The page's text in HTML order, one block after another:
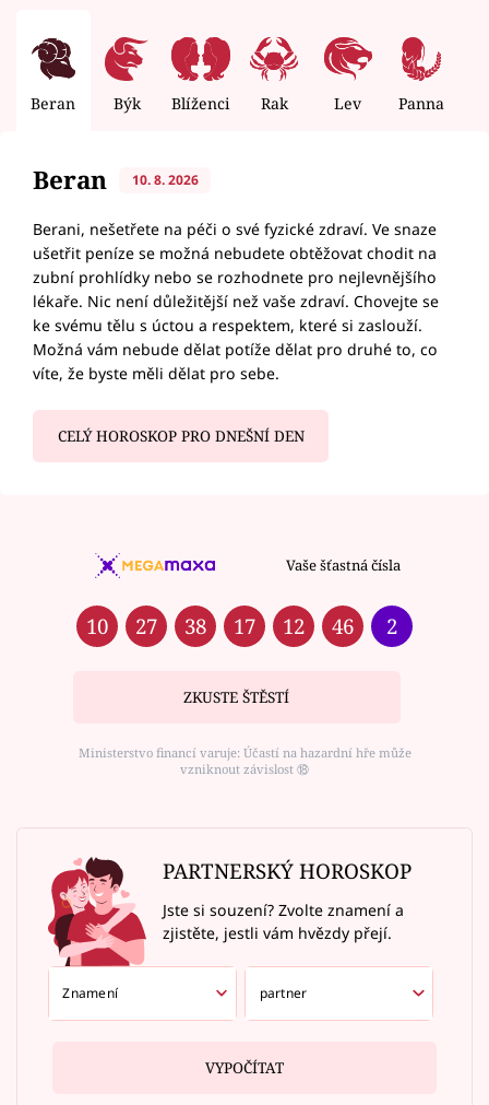
Beran Býk Blíženci Rak Lev Panna
Beran 10. 8. 2026
Berani, nešetřete na péči o své fyzické zdraví. Ve snaze
ušetřit peníze se možná nebudete obtěžovat chodit na
zubní prohlídky nebo se rozhodnete pro nejlevnějšího
lékaře. Nic není důležitější než vaše zdraví. Chovejte se
ke svému tělu s úctou a respektem, které si zaslouží.
Možná vám nebude dělat potíže dělat pro druhé to, co
víte, že byste měli dělat pro sebe.
CELÝ HOROSKOP PRO DNEŠNÍ DEN
Vaše šťastná čísla
10 27 38 17 12 46 2
ZKUSTE ŠTĚSTÍ
Ministerstvo financí varuje: Účastí na hazardní hře může
vzniknout závislost ⑱
PARTNERSKÝ HOROSKOP
Jste si souzení? Zvolte znamení a
zjistěte, jestli vám hvězdy přejí.
VYPOČÍTAT